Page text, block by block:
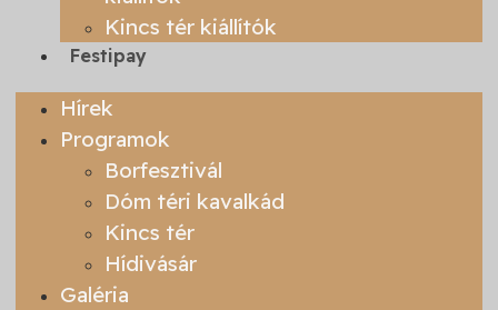
Kincs tér kiállítók
Festipay
Hírek
Programok
Borfesztivál
Dóm téri kavalkád
Kincs tér
Hídivásár
Galéria